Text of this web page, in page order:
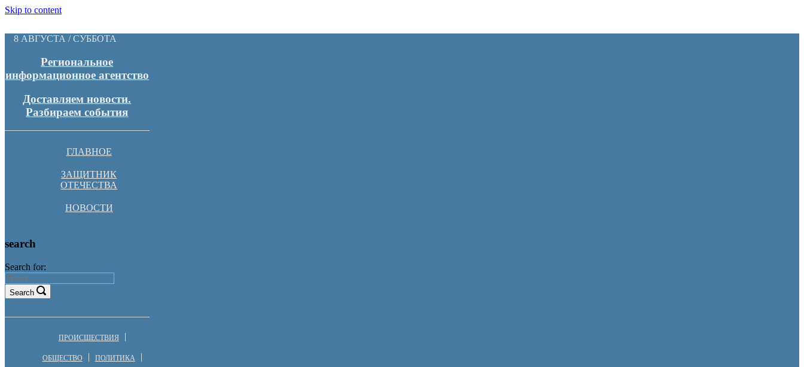
Skip to content
8 АВГУСТА / СУББОТА
Региональное
информационное агентство
Доставляем новости.
Разбираем события
ГЛАВНОЕ
ЗАЩИТНИК
ОТЕЧЕСТВА
НОВОСТИ
search
Search for:
Search
ПРОИСШЕСТВИЯ
ОБЩЕСТВО ПОЛИТИКА